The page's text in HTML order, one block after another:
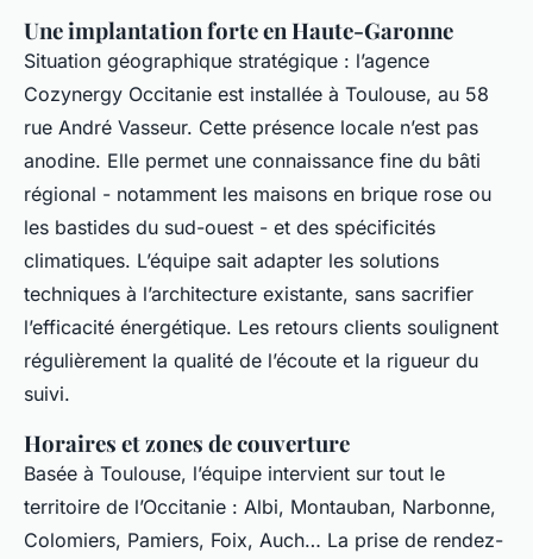
Une implantation forte en Haute-Garonne
Situation géographique stratégique : l’agence
Cozynergy Occitanie est installée à Toulouse, au 58
rue André Vasseur. Cette présence locale n’est pas
anodine. Elle permet une connaissance fine du bâti
régional - notamment les maisons en brique rose ou
les bastides du sud-ouest - et des spécificités
climatiques. L’équipe sait adapter les solutions
techniques à l’architecture existante, sans sacrifier
l’efficacité énergétique. Les retours clients soulignent
régulièrement la qualité de l’écoute et la rigueur du
suivi.
Horaires et zones de couverture
Basée à Toulouse, l’équipe intervient sur tout le
territoire de l’Occitanie : Albi, Montauban, Narbonne,
Colomiers, Pamiers, Foix, Auch… La prise de rendez-